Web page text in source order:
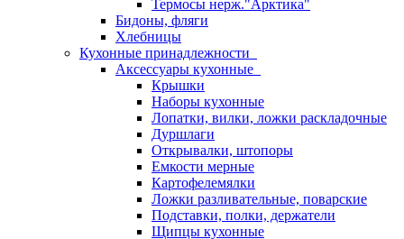
Термосы нерж."Арктика"
Бидоны, фляги
Хлебницы
Кухонные принадлежности
Аксессуары кухонные
Крышки
Наборы кухонные
Лопатки, вилки, ложки раскладочные
Дуршлаги
Открывалки, штопоры
Емкости мерные
Картофелемялки
Ложки разливательные, поварские
Подставки, полки, держатели
Щипцы кухонные